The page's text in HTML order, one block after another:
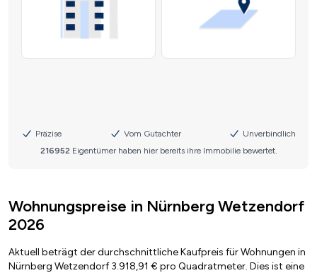
Wohnungspreise in Nürnberg Wetzendorf
2026
Aktuell beträgt der durchschnittliche Kaufpreis für Wohnungen in
Nürnberg Wetzendorf 3.918,91 € pro Quadratmeter. Dies ist eine